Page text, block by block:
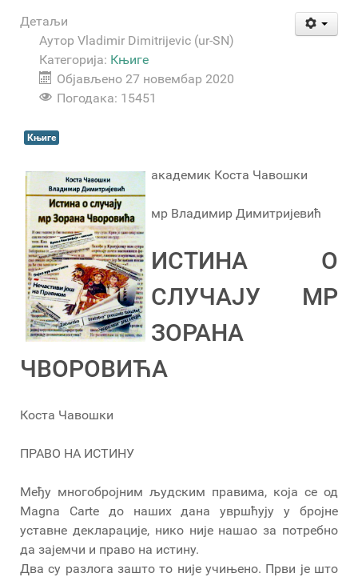
Детаљи
Аутор Vladimir Dimitrijevic (ur-SN)
Категорија: Књиге
Објављено 27 новембар 2020
Погодака: 15451
Књиге
академик Коста Чавошки
мр Владимир Димитријевић
ИСТИНА О
СЛУЧАЈУ МР
ЗОРАНА
ЧВОРОВИЋА
Коста Чавошки
ПРАВО НА ИСТИНУ
Међу многобројним људским правима, која се од
Magna Carte до наших дана увршћују у бројне
уставне декларације, нико није нашао за потребно
да зајемчи и право на истину.
Два су разлога зашто то није учињено. Први је што